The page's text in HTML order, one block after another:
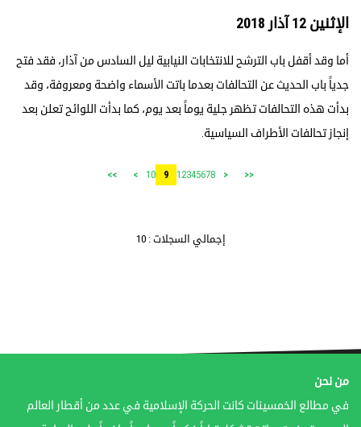
الإثنين 12 آذار 2018
أما وقد أقفل باب الترشح للانتخابات النيابية ليل السادس من آذار، فقد فتح
جدياً باب الحديث عن التحالفات بعدما باتت الأسماء واضحة ومعروفة، وقد
بدأت هذه التحالفات تظهر جلية يوماً بعد يوم، كما بدأت اللوائح تعلن بعد
إنجاز تحالفات الأطراف السياسية.
<<
<
12345678
9
10
>
>>
إجمالي السجلات : 10
من نحن
في مطالع الخمسينات كانت الحركة الإسلامية في عدد من أقطار العالم